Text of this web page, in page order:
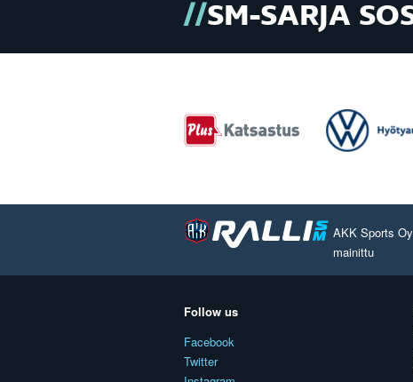
SM-SARJA
AKK Sports
mainittu
Follow us
Facebook
Twitter